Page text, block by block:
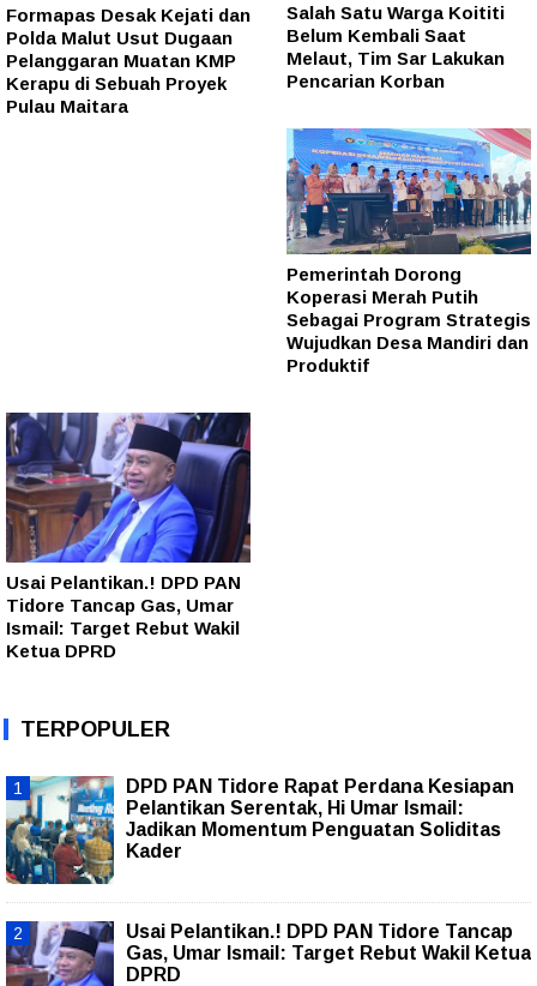
Formapas Desak Kejati dan
Polda Malut Usut Dugaan
Pelanggaran Muatan KMP
Kerapu di Sebuah Proyek
Pulau Maitara
Salah Satu Warga Koititi
Belum Kembali Saat
Melaut, Tim Sar Lakukan
Pencarian Korban
Pemerintah Dorong
Koperasi Merah Putih
Sebagai Program Strategis
Wujudkan Desa Mandiri dan
Produktif
Usai Pelantikan.! DPD PAN
Tidore Tancap Gas, Umar
Ismail: Target Rebut Wakil
Ketua DPRD
TERPOPULER
DPD PAN Tidore Rapat Perdana Kesiapan
Pelantikan Serentak, Hi Umar Ismail:
Jadikan Momentum Penguatan Soliditas
Kader
Usai Pelantikan.! DPD PAN Tidore Tancap
Gas, Umar Ismail: Target Rebut Wakil Ketua
DPRD